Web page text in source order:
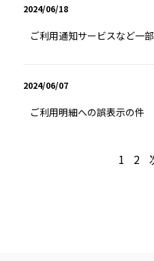
2024/06/18
ご利用通知サービスなど一
2024/06/07
ご利用明細への誤表示の件
1 2